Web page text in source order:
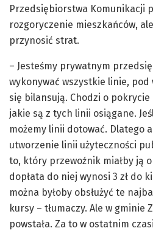
Przedsiębiorstwa Komunikacji
rozgoryczenie mieszkańców,
przynosić strat.
– Jesteśmy prywatnym
wykonywać wszystkie linie,
się bilansują. Chodzi o
jakie są z tych linii osiągane.
możemy linii dotować. Dlatego
utworzenie linii użyteczności
to, który przewoźnik miałby ją
dopłata do niej wynosi 3 zł do
można byłoby obsłużyć te
kursy – tłumaczy. Ale w gminie
powstała. Za to w ostatnim